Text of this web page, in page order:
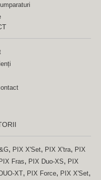
, PIX X'Set, PIX X'tra, PIX
PIX Fras, PIX Duo-XS, PIX
XT, PIX Force, PIX X'Set,